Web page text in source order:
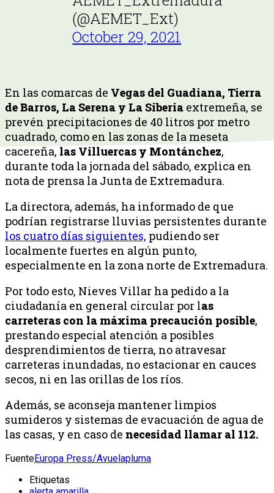
(@AEMET_Ext)
October 29, 2021
En las comarcas de Vegas del Guadiana, Tierra
de Barros, La Serena y La Siberia extremeña, se
prevén precipitaciones de 40 litros por metro
cuadrado, como en las zonas de la meseta
cacereña, las Villuercas y Montánchez,
durante toda la jornada del sábado, explica en
nota de prensa la Junta de Extremadura.
La directora, además, ha informado de que
podrían registrarse lluvias persistentes durante
los cuatro días siguientes, pudiendo ser
localmente fuertes en algún punto,
especialmente en la zona norte de Extremadura.
Por todo esto, Nieves Villar ha pedido a la
ciudadanía en general circular por las
carreteras con la máxima precaución posible,
prestando especial atención a posibles
desprendimientos de tierra, no atravesar
carreteras inundadas, no estacionar en cauces
secos, ni en las orillas de los ríos.
Además, se aconseja mantener limpios
sumideros y sistemas de evacuación de agua de
las casas, y en caso de necesidad llamar al 112.
FuenteEuropa Press/Avuelapluma
Etiquetas